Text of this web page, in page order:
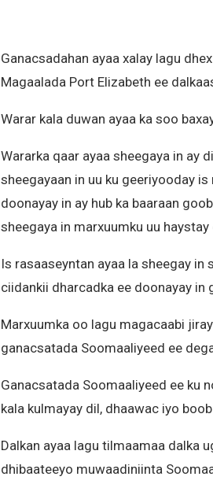
Ganacsadahan ayaa xalay lagu
Magaalada Port Elizabeth ee
Warar kala duwan ayaa ka soo
Wararka qaar ayaa sheegaya in ay
sheegayaan in uu ku geeriyooday
doonayay in ay hub ka baaraan
sheegaya in marxuumku uu
Is rasaaseyntan ayaa la sheegay
ciidankii dharcadka ee doonayay in
Marxuumka oo lagu magacaabi
ganacsatada Soomaaliyeed ee
Ganacsatada Soomaaliyeed ee ku
kala kulmayay dil, dhaawac iyo
Dalkan ayaa lagu tilmaamaa dalka
dhibaateeyo muwaadiniinta